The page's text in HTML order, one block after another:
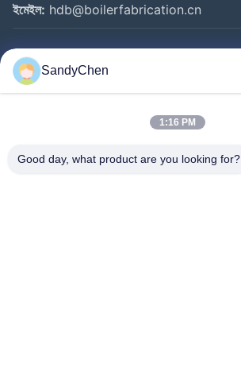
ইমেইল: hdb@boilerfabrication.cn
গুরুত্বপূর্ণ সংযোগ
বাড়ি
ভিডিও
SandyChen
1:16 PM
Good day, what product are you looking for?